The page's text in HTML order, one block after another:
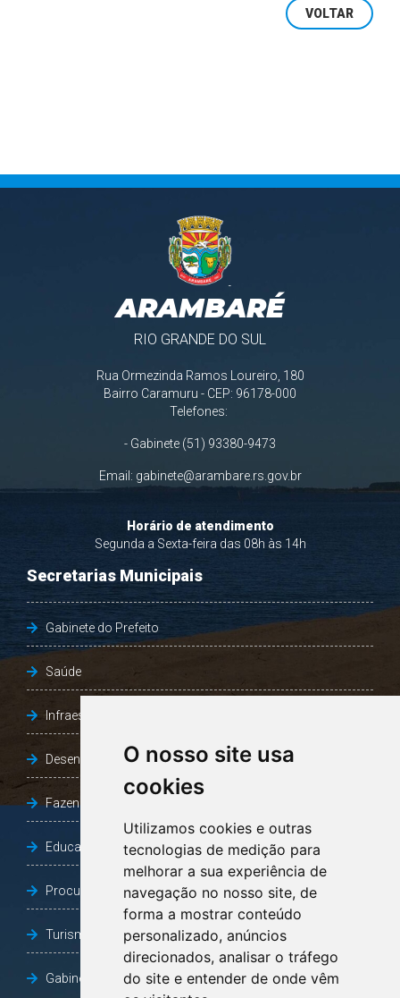
O nosso site usa
cookies
Utilizamos cookies e outras
tecnologias de medição para
melhorar a sua experiência de
navegação no nosso site, de
forma a mostrar conteúdo
personalizado, anúncios
direcionados, analisar o tráfego
do site e entender de onde vêm
VOLTAR
ARAMBARÉ
RIO GRANDE DO SUL
Rua Ormezinda Ramos Loureiro, 180
Bairro Caramuru - CEP: 96178-000
Telefones:
- Gabinete (51) 93380-9473
Email: gabinete@arambare.rs.gov.br
Horário de atendimento
Segunda a Sexta-feira das 08h às 14h
Secretarias Municipais
Gabinete do Prefeito
Saúde
Infraestrutura, Agricultura e Meio Ambiente
Desenvolvimento Social
Fazenda e Desenvolvimento Econômico
Educação
Procuradoria Geral do Município
Turismo, Desporto e Cultura
Gabinete Vice-Prefeito